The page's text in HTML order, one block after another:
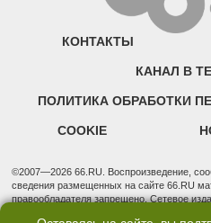
КОНТАКТЫ
КАНАЛ В
ПОЛИТИКА ОБРАБОТКИ
COOKIE
©2007—2026 66.RU. Воспроизведение,
сведения размещенных на сайте 66.RU
правообладателя запрещено. Сетевое